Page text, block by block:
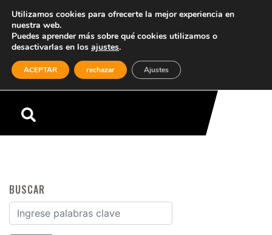
Menú
BUSCAR
Buscar por:
Utilizamos cookies para ofrecerte la mejor experiencia en
nuestra web.
Puedes aprender más sobre qué cookies utilizamos o
desactivarlas en los ajustes.
ACEPTAR rechazar Ajustes